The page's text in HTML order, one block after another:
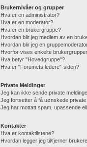
Brukernivåer og grupper
Hva er en administrator?
Hva er en moderator?
Hva er en brukergruppe?
Hvordan blir jeg medlem av en
Hvordan blir jeg en
Hvorfor vises enkelte
Hva betyr "Hovedgruppe"?
Hva er "Forumets ledere"-siden?
Private Meldinger
Jeg kan ikke sende private
Jeg fortsetter å få uønskede private
Jeg har mottatt spam, upassende
Kontakter
Hva er kontaktlistene?
Hvordan legger jeg til/fjerner